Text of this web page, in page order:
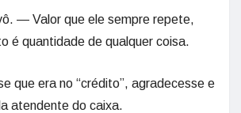
— Valor que ele sempre repete,
é quantidade de qualquer coisa.
que era no “crédito”, agradecesse e
atendente do caixa.